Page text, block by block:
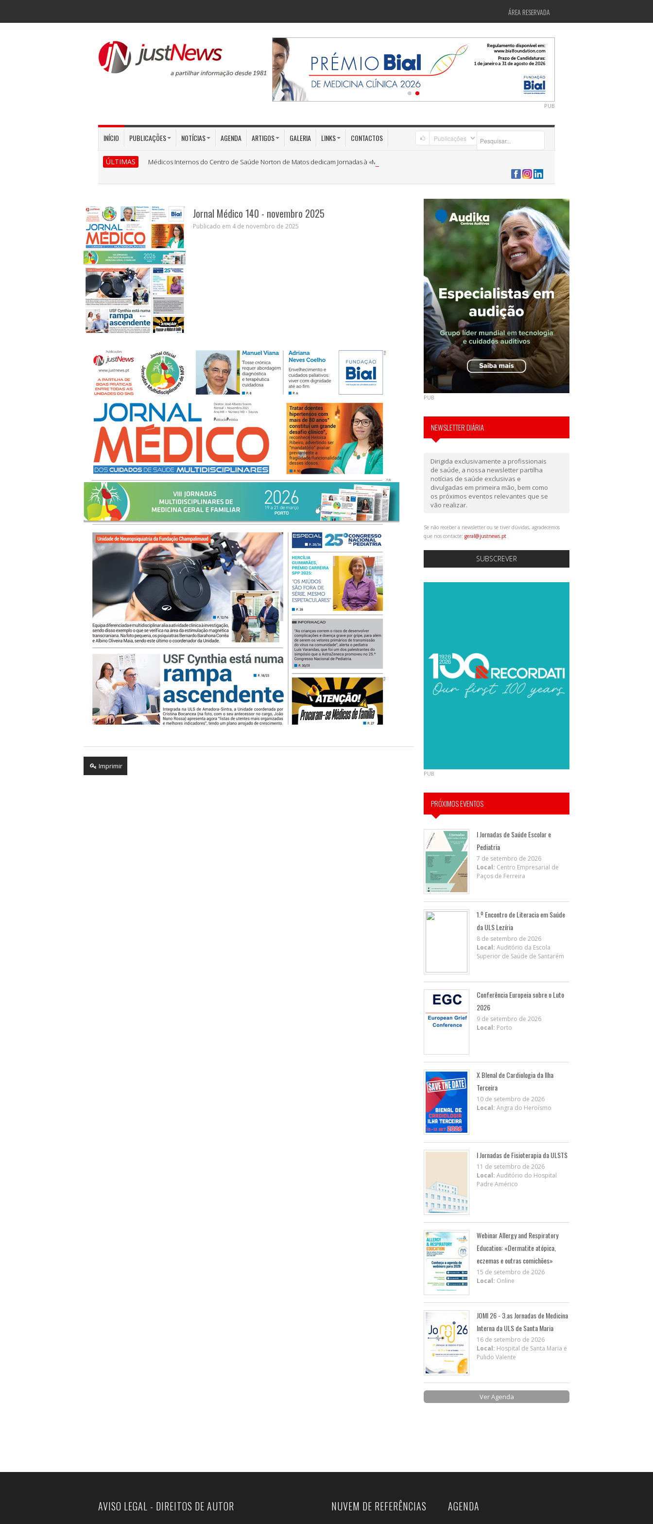
ÁREA RESERVADA
PUB
INÍCIO PUBLICAÇÕES NOTÍCIAS AGENDA ARTIGOS GALERIA LINKS CONTACTOS
ÚLTIMAS Médicos Internos do Centro de Saúde Norton de Matos dedicam Jornadas à «Medicina Preventiva»
Jornal Médico 140 - novembro 2025
Publicado em 4 de novembro de 2025
Imprimir
PUB
NEWSLETTER DIÁRIA
Dirigida exclusivamente a profissionais
de saúde, a nossa newsletter partilha
notícias de saúde exclusivas e
divulgadas em primeira mão, bem como
os próximos eventos relevantes que se
vão realizar.
Se não receber a newsletter ou se tiver dúvidas, agradecemos
que nos contacte: geral@justnews.pt
SUBSCREVER
PUB
PRÓXIMOS EVENTOS
I Jornadas de Saúde Escolar e
Pediatria
7 de setembro de 2026
Local: Centro Empresarial de
Paços de Ferreira
1.º Encontro de Literacia em Saúde
da ULS Lezíria
8 de setembro de 2026
Local: Auditório da Escola
Superior de Saúde de Santarém
Conferência Europeia sobre o Luto
2026
9 de setembro de 2026
Local: Porto
X BIenal de Cardiologia da Ilha
Terceira
10 de setembro de 2026
Local: Angra do Heroísmo
I Jornadas de Fisioterapia da ULSTS
11 de setembro de 2026
Local: Auditório do Hospital
Padre Américo
Webinar Allergy and Respiratory
Education: «Dermatite atópica,
eczemas e outras comichões»
15 de setembro de 2026
Local: Online
JOMI 26 - 3.as Jornadas de Medicina
Interna da ULS de Santa Maria
16 de setembro de 2026
Local: Hospital de Santa Maria e
Pulido Valente
Ver Agenda
AVISO LEGAL - DIREITOS DE AUTOR NUVEM DE REFERÊNCIAS AGENDA